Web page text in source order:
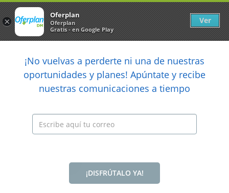

Caducada
Anterior
arrow_back Newsletter
¡No vuelvas a perderte ni una de nuestras
oportunidades y planes! Apúntate y recibe
nuestras comunicaciones a tiempo
¡DISFRÚTALO YA!
×
Oferplan
Oferplan
Gratis - en Google Play
Ver